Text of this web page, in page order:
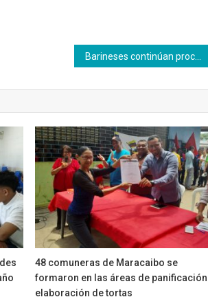
48 comuneras de Maracaibo se
formaron en las áreas de
elaboración de tortas